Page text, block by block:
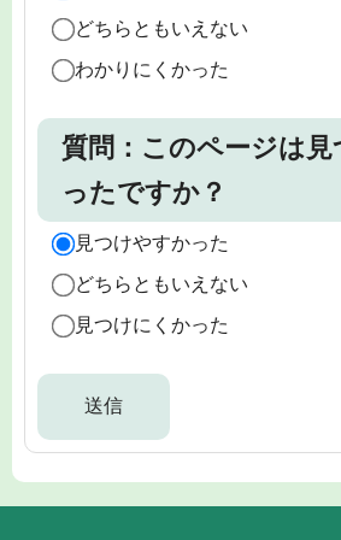
どちらともいえない
わかりにくかった
質問：このページは
ったですか？
見つけやすかった
どちらともいえない
見つけにくかった